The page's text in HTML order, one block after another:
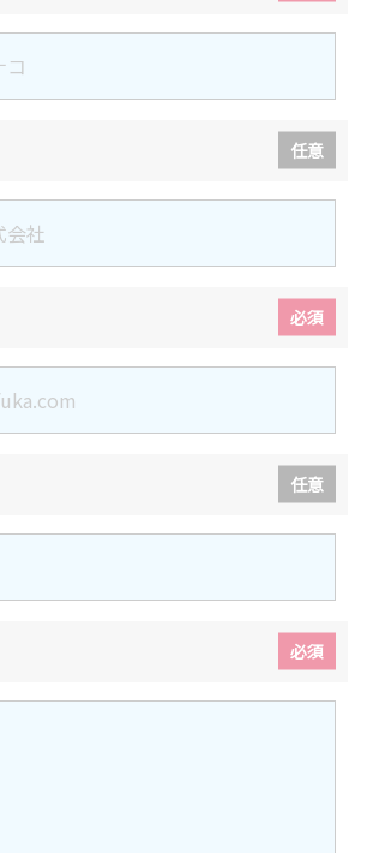
任意
必須
任意
必須